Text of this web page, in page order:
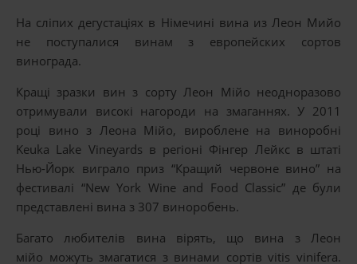
На сліпих дегустаціях в Німечині вина из Леон Мийо
не поступалися винам з европейских сортов
винограда.
Кращі зразки вин з сорту Леон Мійо неодноразово
отримували високі нагороди на змаганнях. У 2011
році вино з Леона Мійо, вироблене на виноробні
Keuka Lake Vineyards в регіоні Фінгер Лейкс в штаті
Нью-Йорк виграло приз “Кращий червоне вино” на
фестивалі “New York Wine and Food Classic” де були
представлені вина з 307 виноробень.
Багато любителів вина вірять, що вина з Леон
мійо можуть змагатися з винами сортів vitis vinifera.